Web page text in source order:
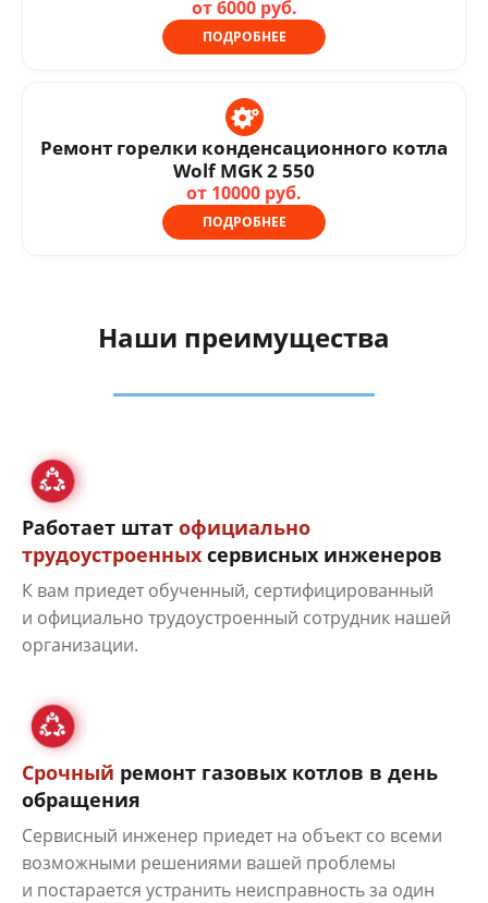
от 6000 руб.
ПОДРОБНЕЕ
Ремонт горелки конденсационного котла
Wolf MGK 2 550
от 10000 руб.
ПОДРОБНЕЕ
Наши преимущества
Работает штат официально
трудоустроенных сервисных инженеров
К вам приедет обученный, сертифицированный
и официально трудоустроенный сотрудник нашей
организации.
Срочный ремонт газовых котлов в день
обращения
Сервисный инженер приедет на объект со всеми
возможными решениями вашей проблемы
и постарается устранить неисправность за один